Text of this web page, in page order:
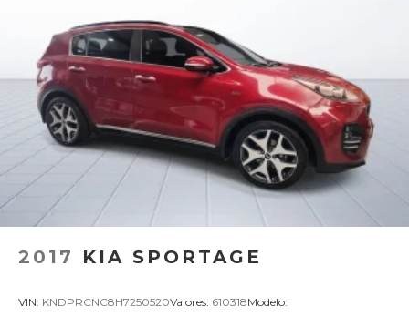
2017 KIA SPORTAGE
VIN: KNDPRCNC8H7250520Valores: 610318Modelo: